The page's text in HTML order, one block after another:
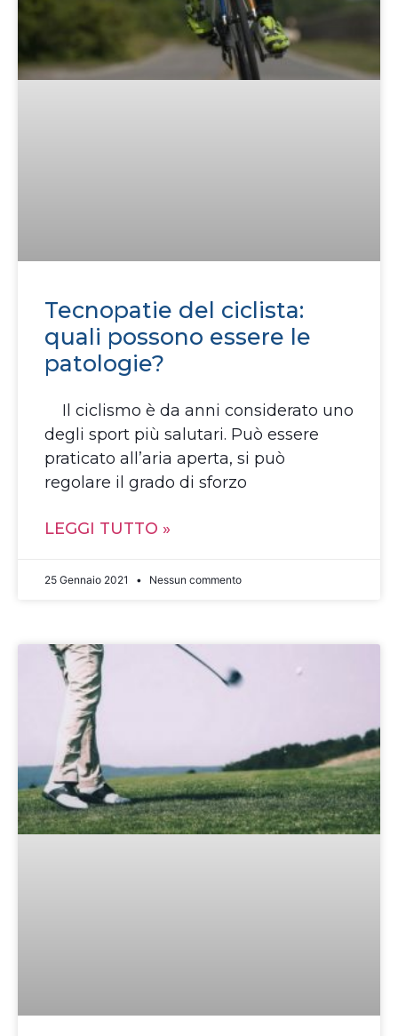
Tecnopatie del ciclista:
quali possono essere le
patologie?
Il ciclismo è da anni considerato uno
degli sport più salutari. Può essere
praticato all’aria aperta, si può
regolare il grado di sforzo
LEGGI TUTTO »
25 Gennaio 2021 Nessun commento